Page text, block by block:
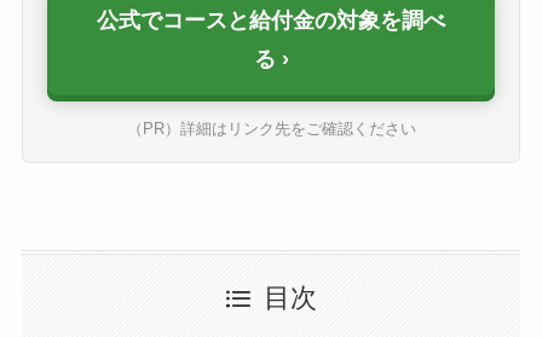
公式でコースと給付金の対象を調べ
る
（PR）詳細はリンク先をご確認ください
目次